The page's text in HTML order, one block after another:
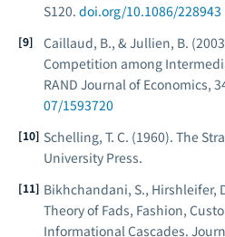
S120. doi.org/10.1086/228943
Caillaud, B., & Jullien, B.
Competition among
RAND Journal of Economics,
07/1593720
Schelling, T. C. (1960). The
University Press.
Bikhchandani, S., Hirshleifer,
Theory of Fads, Fashion,
Informational Cascades.